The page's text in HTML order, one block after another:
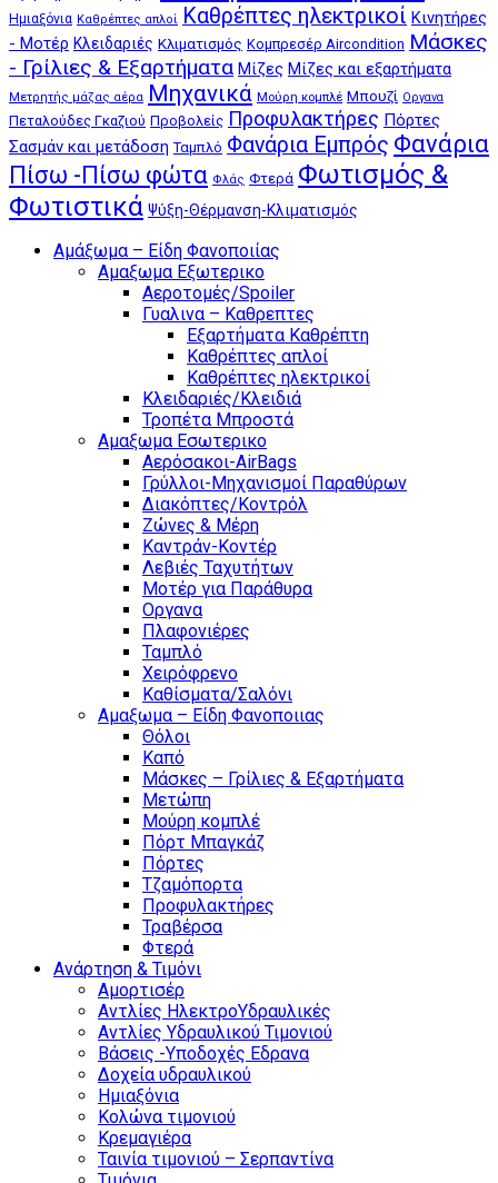
Ημιαξόνια Καθρέπτες απλοί Καθρέπτες ηλεκτρικοί Κινητήρες
- Μοτέρ Κλειδαριές Κλιματισμός Κομπρεσέρ Aircondition Μάσκες
- Γρίλιες & Εξαρτήματα Μίζες Μίζες και εξαρτήματα
Μετρητής μάζας αέρα Μηχανικά Μούρη κομπλέ Μπουζί Οργανα
Πεταλούδες Γκαζιού Προβολείς Προφυλακτήρες Πόρτες
Σασμάν και μετάδοση Ταμπλό Φανάρια Εμπρός Φανάρια
Πίσω -Πίσω φώτα Φλάς Φτερά Φωτισμός &
Φωτιστικά Ψύξη-Θέρμανση-Κλιματισμός
Αμάξωμα – Είδη Φανοποιίας
Αμαξωμα Εξωτερικο
Αεροτομές/Spoiler
Γυαλινα – Καθρεπτες
Εξαρτήματα Καθρέπτη
Καθρέπτες απλοί
Καθρέπτες ηλεκτρικοί
Κλειδαριές/Κλειδιά
Τροπέτα Μπροστά
Αμαξωμα Εσωτερικο
Αερόσακοι-AirBags
Γρύλλοι-Μηχανισμοί Παραθύρων
Διακόπτες/Κοντρόλ
Ζώνες & Μέρη
Καντράν-Κοντέρ
Λεβιές Ταχυτήτων
Μοτέρ για Παράθυρα
Οργανα
Πλαφονιέρες
Ταμπλό
Χειρόφρενο
Καθίσματα/Σαλόνι
Αμαξωμα – Είδη Φανοποιιας
Θόλοι
Καπό
Μάσκες – Γρίλιες & Εξαρτήματα
Μετώπη
Μούρη κομπλέ
Πόρτ Μπαγκάζ
Πόρτες
Τζαμόπορτα
Προφυλακτήρες
Τραβέρσα
Φτερά
Ανάρτηση & Τιμόνι
Αμορτισέρ
Αντλίες ΗλεκτροΥδραυλικές
Αντλίες Υδραυλικού Τιμονιού
Βάσεις -Υποδοχές Εδρανα
Δοχεία υδραυλικού
Ημιαξόνια
Κολώνα τιμονιού
Κρεμαγιέρα
Ταινία τιμονιού – Σερπαντίνα